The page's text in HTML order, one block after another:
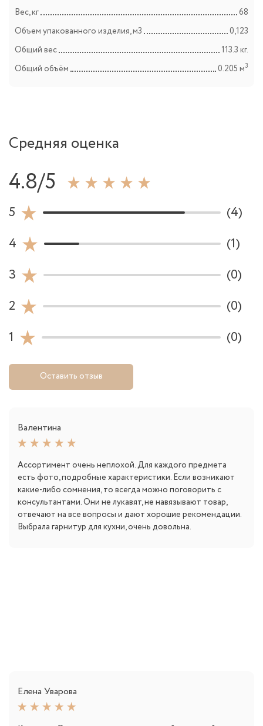
Вес, кг
68
Объем упакованного изделия, м3
0,123
Общий вес
113.3 кг.
Общий объём
0.205 м3
Средняя оценка
4.8/5
5
(4)
4
(1)
3
(0)
2
(0)
1
(0)
Оставить отзыв
Валентина
Ассортимент очень неплохой. Для каждого предмета
есть фото, подробные характеристики. Если возникают
какие-либо сомнения, то всегда можно поговорить с
консультантами. Они не лукавят, не навязывают товар,
отвечают на все вопросы и дают хорошие рекомендации.
Выбрала гарнитур для кухни, очень довольна.
Елена Уварова